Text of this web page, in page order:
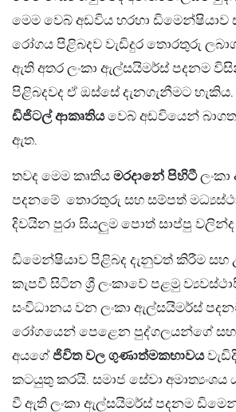
මෙම වෙබ් අඩවිය හරහා
රෝගය පිළිබදව වැඩිදුර තොරතුරු
ඇති අතර ලංකා ඇල්සයිමර්ස් පදනම
පිළිබදවද ඒ ඔස්සේ දැනගැනීමට
ඩිජිටල් ආකෘතියවෙබ් අඩවියෙන්
ඇත.
තවද මෙම කෘතිය මරදානේ පිහිටී
පදනමේ තොරතුරු සහ සම්පත්
දිවයින පුරා සියලුම පොත් සාප්පු වලින්ද
ඩිමෙන්ෂියාව පිළිබද දැනුවත් කිරීම සහ
කැපවී සිටින ශ්‍රී ලංකාවේ පළමු
සංවිධානය වන ලංකා ඇල්සයිමර්ස්
රෝගයෙන් පෙළෙන පුද්ගලයන්ගේ
අයගේජිවිත වල ගුණාත්මකභාවය
කටයුතු කරයි. සමාජ සේවා අමාත්‍යංශය
වී ඇති ලංකා ඇල්සයිමර්ස් පදනම